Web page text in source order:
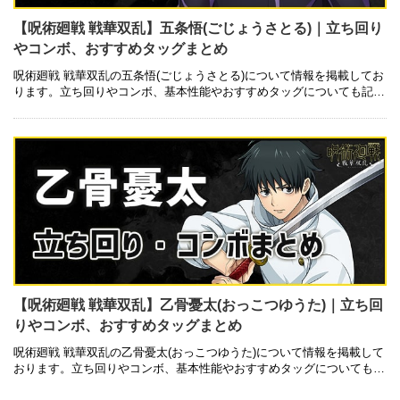
【呪術廻戦 戦華双乱】五条悟(ごじょうさとる)｜立ち回り
やコンボ、おすすめタッグまとめ
呪術廻戦 戦華双乱の五条悟(ごじょうさとる)について情報を掲載してお
ります。立ち回りやコンボ、基本性能やおすすめタッグについても記載
…
【呪術廻戦 戦華双乱】乙骨憂太(おっこつゆうた)｜立ち回
りやコンボ、おすすめタッグまとめ
呪術廻戦 戦華双乱の乙骨憂太(おっこつゆうた)について情報を掲載して
おります。立ち回りやコンボ、基本性能やおすすめタッグについても記